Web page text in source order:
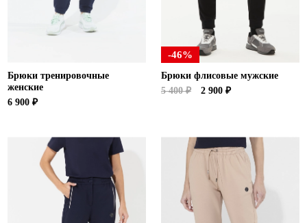
Брюки тренировочные
женские
6 900 ₽
-46%
Брюки флисовые мужские
5 400 ₽
2 900 ₽